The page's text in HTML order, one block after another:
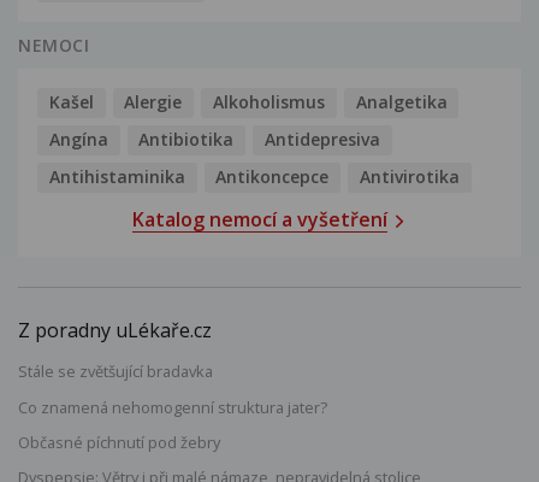
NEMOCI
Kašel Alergie Alkoholismus
Analgetika
Angína
Antibiotika
Antidepresiva
Antihistaminika
Antikoncepce Antivirotika
Katalog nemocí a vyšetření
Z poradny uLékaře.cz
Stále se zvětšující bradavka
Co znamená nehomogenní struktura jater?
Občasné píchnutí pod žebry
Dyspepsie: Větry i při malé námaze, nepravidelná stolice